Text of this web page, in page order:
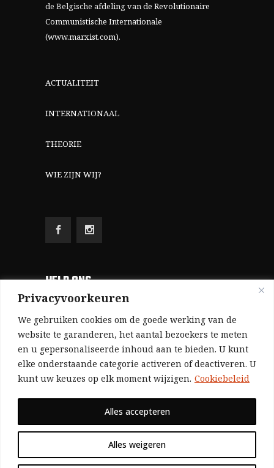
Privacyvoorkeuren
We gebruiken cookies om de goede werking van de
website te garanderen, het aantal bezoekers te meten
en u gepersonaliseerde inhoud aan te bieden. U kunt
elke onderstaande categorie activeren of deactiveren. U
kunt uw keuzes op elk moment wijzigen. Cookiebeleid
Alles weigeren
Alles accepteren
de Belgische afdeling vande Revolutionaire
Communistische Internationale
(www.marxist.com).
ACTUALITEIT
INTERNATIONAAL
THEORIE
WIE ZIJN WIJ?
HELP ONS
Aangezien we volledig zelf gefinancierd zijn
(zonder subsidies, zonder commerciële
advertenties en zonder rijke sponsors), zijn we
voor de publicatie van ons tijdschrift uitsluitend
afhankelijk van de financiële steun van onze
Bij voorbaat dank voor uw solidariteit.